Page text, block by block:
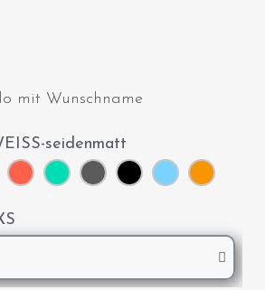
mit Wunschname
seidenmatt